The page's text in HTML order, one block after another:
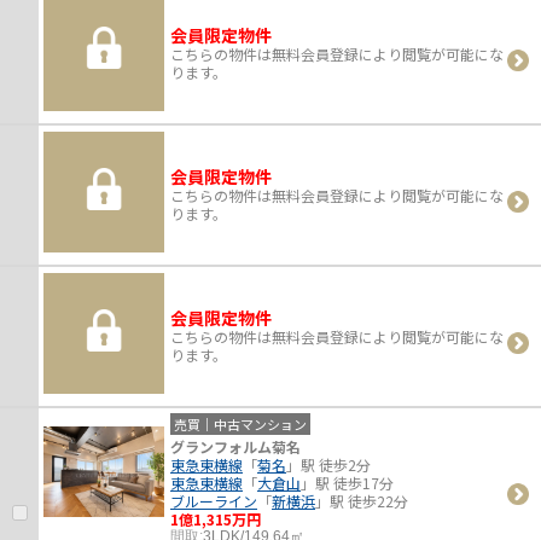
会員限定物件
こちらの物件は無料会員登録により閲覧が可能にな
ります。
会員限定物件
こちらの物件は無料会員登録により閲覧が可能にな
ります。
会員限定物件
こちらの物件は無料会員登録により閲覧が可能にな
ります。
売買｜中古マンション
グランフォルム菊名
東急東横線 「菊名 」駅 徒歩2分
東急東横線 「大倉山 」駅 徒歩17分
ブルーライン 「新横浜」駅 徒歩22分
1億1,315万円